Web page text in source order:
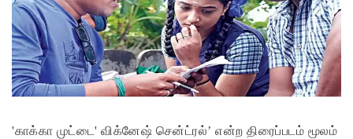
'காக்கா முட்டை' விக்னேஷ் சென்ட்ரல்’ என்ற திரைப்படம் மூலம்